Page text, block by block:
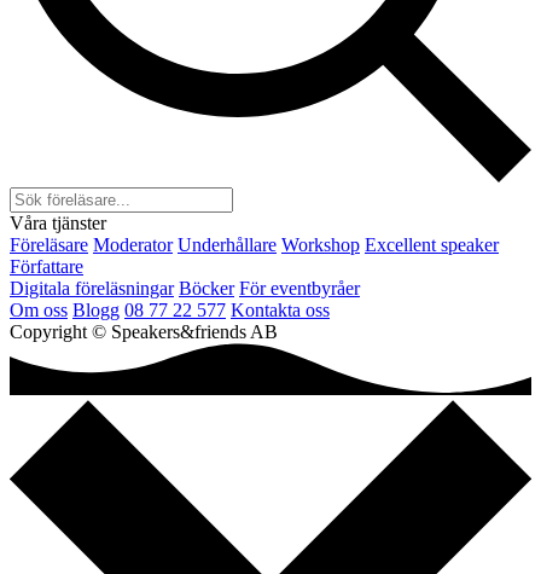
Våra tjänster
Föreläsare Moderator Underhållare Workshop Excellent speaker
Författare
Digitala föreläsningar Böcker För eventbyråer
Om oss Blogg 08 77 22 577 Kontakta oss
Copyright © Speakers&friends AB